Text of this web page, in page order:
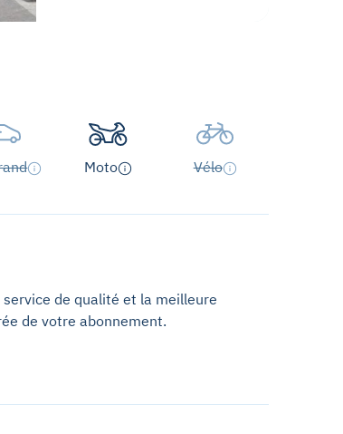
Moto Vélo
de qualité et la meilleure
de votre abonnement.